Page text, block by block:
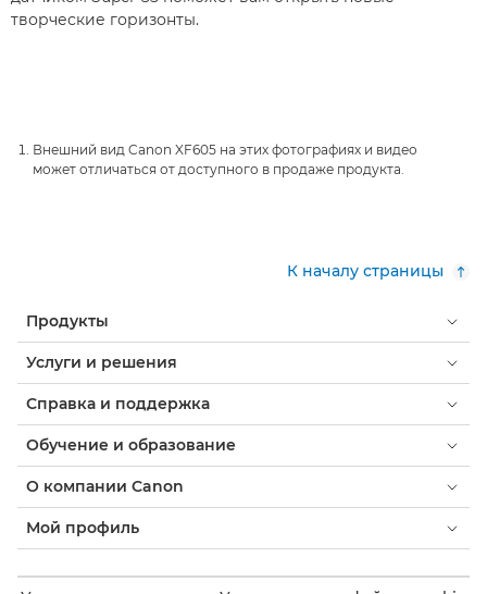
творческие горизонты.
Внешний вид Canon XF605 на этих фотографиях и видео
может отличаться от доступного в продаже продукта.
К началу страницы
Продукты
Услуги и решения
Справка и поддержка
Обучение и образование
О компании Canon
Мой профиль